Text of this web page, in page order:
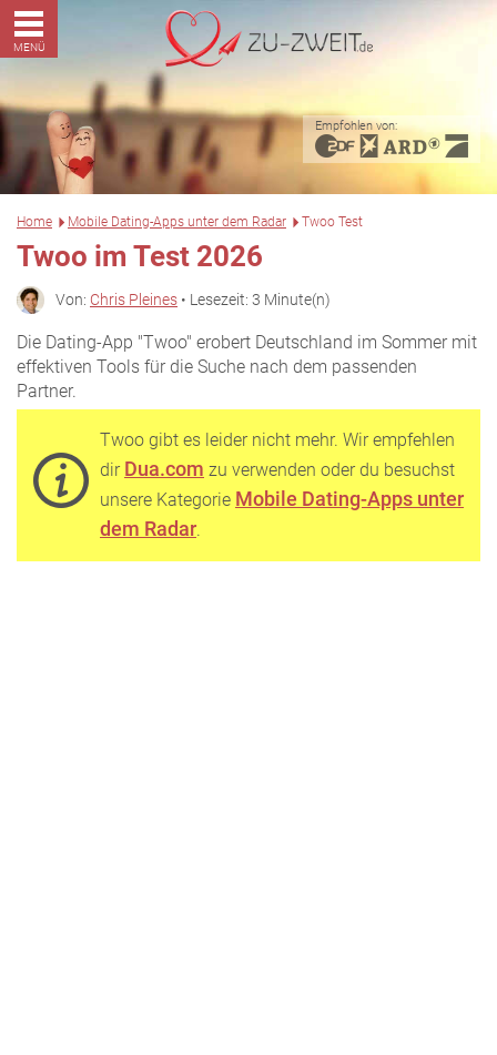
MENÜ
Empfohlen von:
Home Mobile Dating-Apps unter dem Radar Twoo Test
Twoo im Test 2026
Von: Chris Pleines • Lesezeit: 3 Minute(n)
Die Dating-App "Twoo" erobert Deutschland im Sommer mit
effektiven Tools für die Suche nach dem passenden
Partner.
Twoo gibt es leider nicht mehr. Wir empfehlen
dir Dua.com zu verwenden oder du besuchst
unsere Kategorie Mobile Dating-Apps unter
dem Radar.